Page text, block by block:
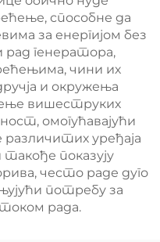
способне да
за енергијом без
рад генератора,
чини их
и окружења
вишеструких
омогућавајући
уређаја
показују
често раде дуго
потребу за
рада.